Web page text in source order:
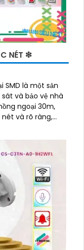
NÉT ❇
SMD là một sản
và bảo vệ nhà
và rõ ràng,